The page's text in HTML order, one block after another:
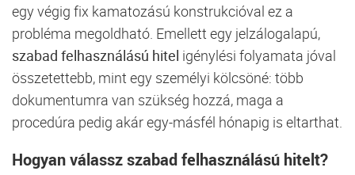
egy végig fix kamatozású konstrukcióval ez a
probléma megoldható. Emellett egy jelzálogalapú,
szabad felhasználású hitel igénylési folyamata jóval
összetettebb, mint egy személyi kölcsöné: több
dokumentumra van szükség hozzá, maga a
procedúra pedig akár egy-másfél hónapig is eltarthat.
Hogyan válassz szabad felhasználású hitelt?